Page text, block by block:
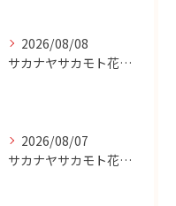
2026/08/08
サカナヤサカモト花園店
2026/08/07
サカナヤサカモト花園店